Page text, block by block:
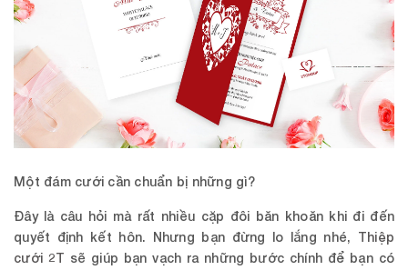
Một đám cưới cần chuẩn bị những gì?
Đây là câu hỏi mà rất nhiều cặp đôi băn khoăn khi đi đến
quyết định kết hôn. Nhưng bạn đừng lo lắng nhé, Thiệp
cưới 2T sẽ giúp bạn vạch ra những bước chính để bạn có